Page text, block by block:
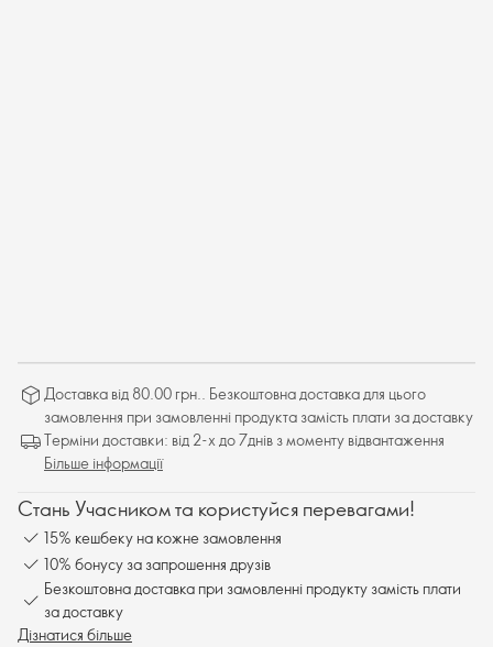
Доставка від 80.00 грн.. Безкоштовна доставка для цього
замовлення при замовленні продукта замість плати за доставку
Терміни доставки: від 2-х до 7днів з моменту відвантаження
Більше інформації
Стань Учасником та користуйся перевагами!
15% кешбеку на кожне замовлення
10% бонусу за запрошення друзів
Безкоштовна доставка при замовленні продукту замість плати
за доставку
Дізнатися більше